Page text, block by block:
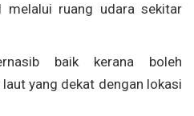
melalui ruang udara sekitar
baik kerana boleh
yang dekat dengan lokasi